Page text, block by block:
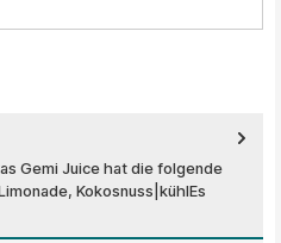
Gemi Juice hat die folgende
Kokosnuss|kühlEs